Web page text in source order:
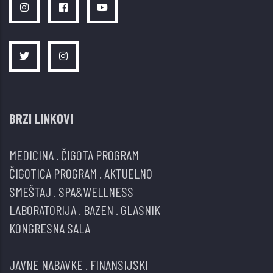
BRZI LINKOVI
MEDICINA ČIGOTA PROGRAM
ČIGOTICA PROGRAM AKTUELNO
SMEŠTAJ SPA&WELLNESS
LABORATORIJA BAZEN GLASNIK
KONGRESNA SALA
JAVNE NABAVKE FINANSIJSKI